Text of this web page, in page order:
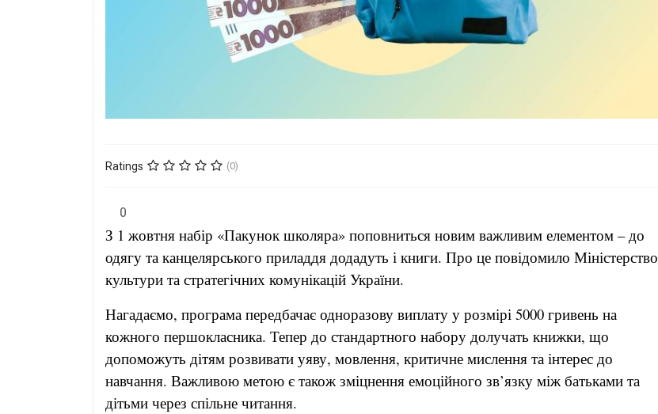
Ratings (0)
0
З 1 жовтня набір «Пакунок школяра» поповниться новим важливим елементом – до
одягу та канцелярського приладдя додадуть і книги. Про це повідомило Міністерство
культури та стратегічних комунікацій України.
Нагадаємо, програма передбачає одноразову виплату у розмірі 5000 гривень на
кожного першокласника. Тепер до стандартного набору долучать книжки, що
допоможуть дітям розвивати уяву, мовлення, критичне мислення та інтерес до
навчання. Важливою метою є також зміцнення емоційного зв’язку між батьками та
дітьми через спільне читання.